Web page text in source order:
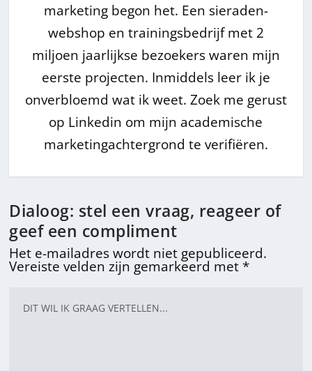
marketing begon het. Een sieraden-
webshop en trainingsbedrijf met 2
miljoen jaarlijkse bezoekers waren mijn
eerste projecten. Inmiddels leer ik je
onverbloemd wat ik weet. Zoek me gerust
op Linkedin om mijn academische
marketingachtergrond te verifiëren.
Dialoog: stel een vraag, reageer of
geef een compliment
Het e-mailadres wordt niet gepubliceerd.
Vereiste velden zijn gemarkeerd met *